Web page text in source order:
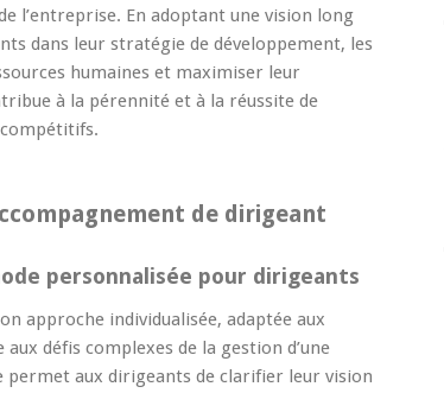
l’entreprise. En adoptant une vision long
dans leur stratégie de développement, les
humaines et maximiser leur
à la pérennité et à la réussite de
de dirigeant
personnalisée pour dirigeants
approche individualisée, adaptée aux
défis complexes de la gestion d’une
aux dirigeants de clarifier leur vision